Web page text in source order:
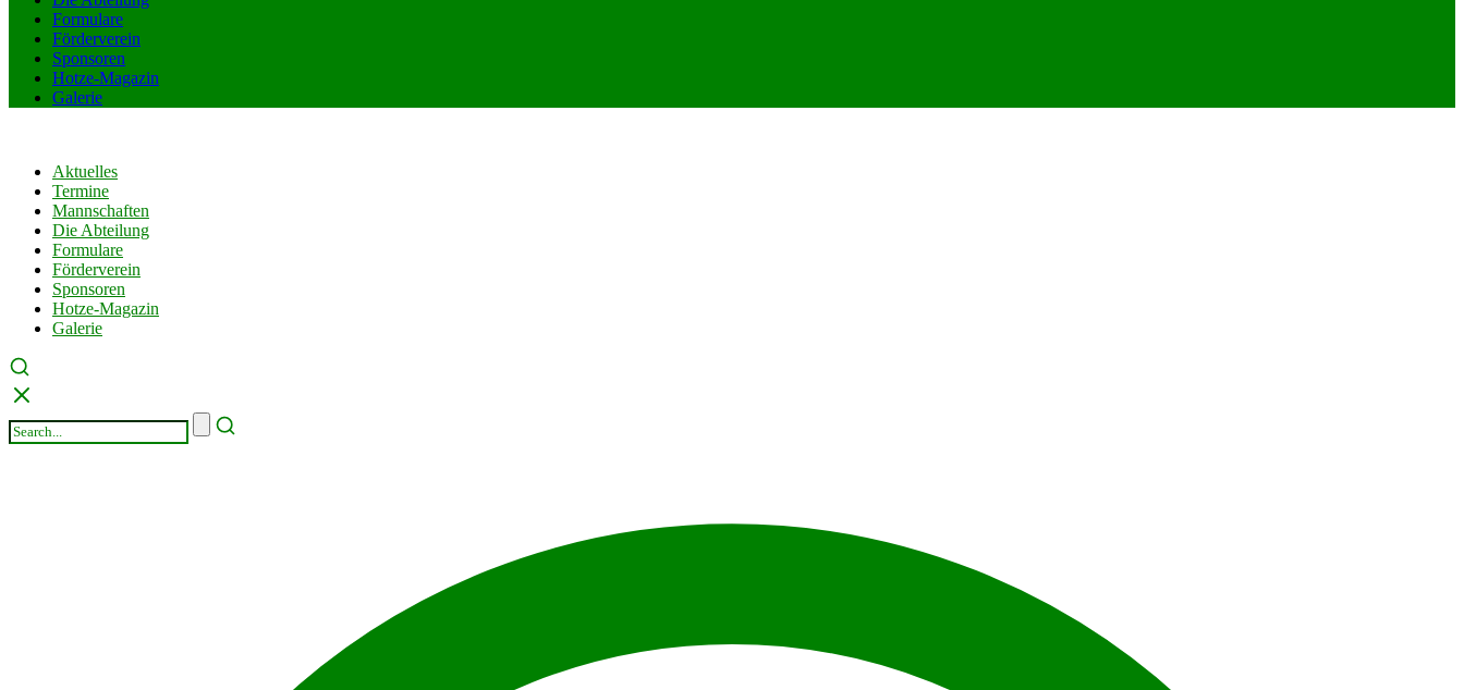
Formulare
Förderverein
Sponsoren
Hotze-Magazin
Galerie
Aktuelles
Termine
Mannschaften
Die Abteilung
Formulare
Förderverein
Sponsoren
Hotze-Magazin
Galerie